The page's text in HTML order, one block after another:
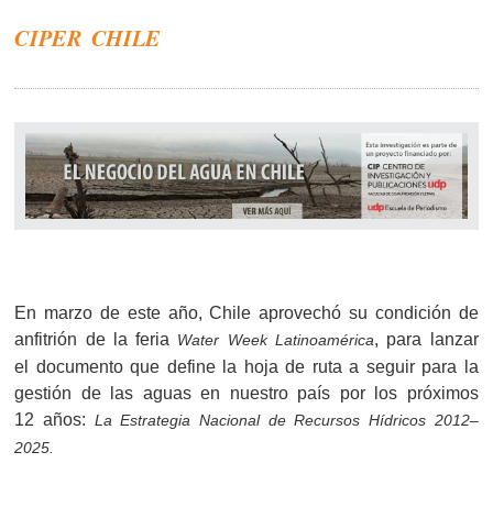
CIPER CHILE
En marzo de este año, Chile aprovechó su condición de
anfitrión de la feria Water Week Latinoamérica, para lanzar
el documento que define la hoja de ruta a seguir para la
gestión de las aguas en nuestro país por los próximos
12 años: La Estrategia Nacional de Recursos Hídricos 2012–
2025.